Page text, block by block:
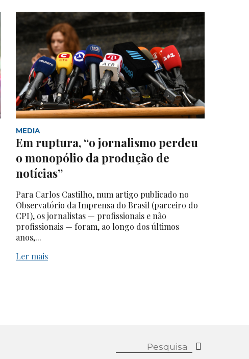
MEDIA
Em ruptura, “o jornalismo perdeu
o monopólio da produção de
notícias”
Para Carlos Castilho, num artigo publicado no
Observatório da Imprensa do Brasil (parceiro do
CPI), os jornalistas — profissionais e não
profissionais — foram, ao longo dos últimos
anos,...
Ler mais